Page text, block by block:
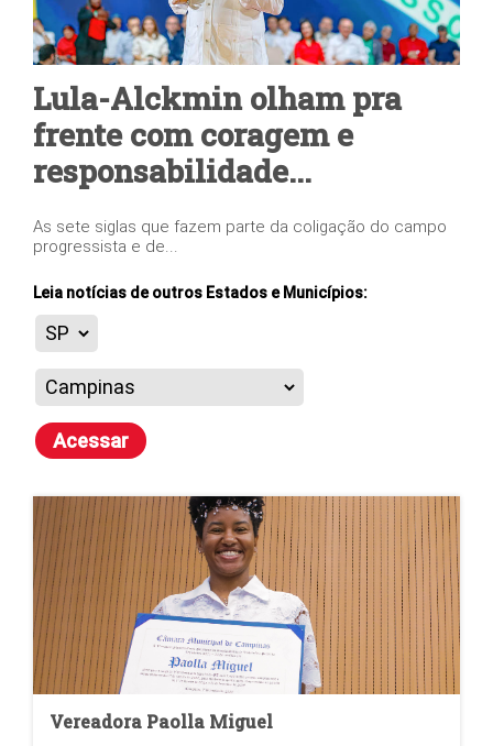
Lula-Alckmin olham pra
frente com coragem e
responsabilidade...
As sete siglas que fazem parte da coligação do campo
progressista e de...
Leia notícias de outros Estados e Municípios:
Acessar
Vereadora Paolla Miguel